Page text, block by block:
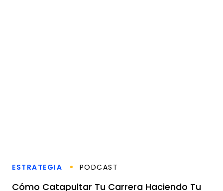
ESTRATEGIA PODCAST
Cómo Catapultar Tu Carrera Haciendo Tu